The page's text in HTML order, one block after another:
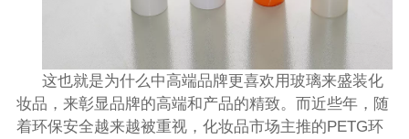
这也就是为什么中高端品牌更喜欢用玻璃来盛装化
妆品，来彰显品牌的高端和产品的精致。而近些年，随
着环保安全越来越被重视，化妆品市场主推的PETG环